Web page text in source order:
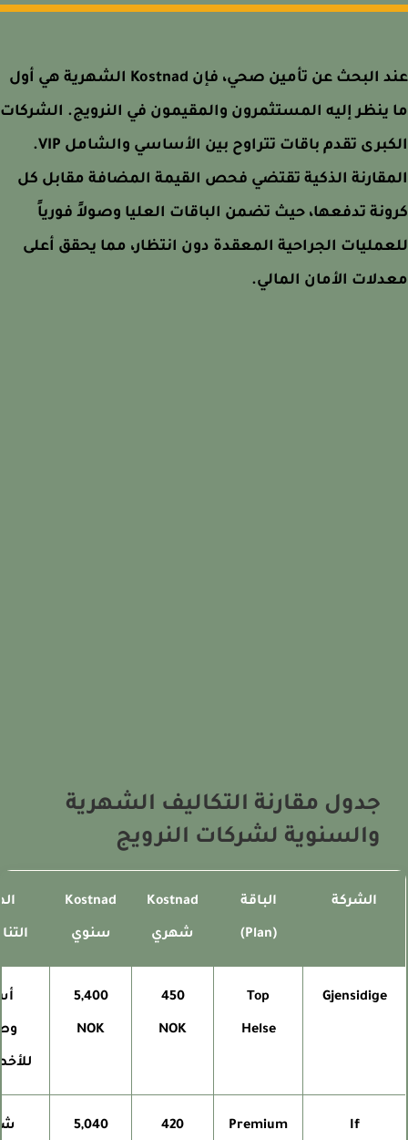
عند البحث عن تأمين صحي، فإن Kostnad الشهرية هي أول
ينظر إليه المستثمرون والمقيمون في النرويج. الشركات
الكبرى تقدم باقات تتراوح بين الأساسي والشامل VIP.
الذكية تقتضي فحص القيمة المضافة مقابل كل
تدفعها، حيث تضمن الباقات العليا وصولاً فورياً
الجراحية المعقدة دون انتظار، مما يحقق أعلى
الأمان المالي.
جدول مقارنة التكاليف الشهرية
والسنوية لشركات النرويج
الشركة الباقة Kostnad
شهري
Kostnad
سنوي
Gjensidige
Top
Helse
450
NOK
5,400
NOK
Premium
420
5,040